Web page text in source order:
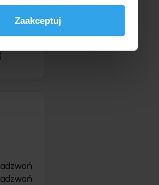
Zaakceptuj
4200 zł
4500 zł